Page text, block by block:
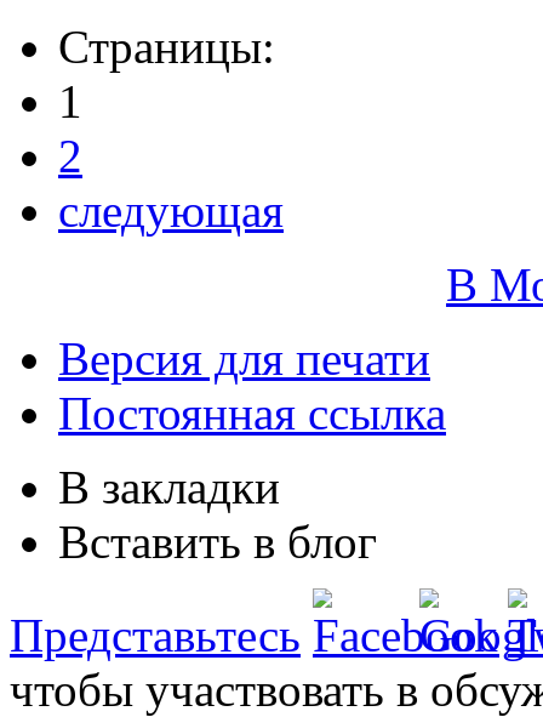
Страницы:
1
2
следующая
В
Версия для печати
Постоянная ссылка
В закладки
Вставить в блог
Представьтесь
чтобы участвовать в